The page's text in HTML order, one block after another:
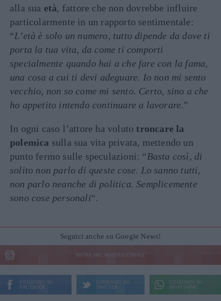
alla sua età, fattore che non dovrebbe influire
particolarmente in un rapporto sentimentale:
“L’età è solo un numero, tutto dipende da dove ti
porta la tua vita, da come ti comporti
specialmente quando hai a che fare con la fama,
una cosa a cui ti devi adeguare. Io non mi sento
vecchio, non so come mi sento. Certo, sino a che
ho appetito intendo continuare a lavorare.”
In ogni caso l’attore ha volutotroncare la
polemica sulla sua vita privata, mettendo un
punto fermo sulle speculazioni: “Basta così, di
solito non parlo di queste cose. Lo sanno tutti,
non parlo neanche di politica. Semplicemente
sono cose personali“.
Seguici anche su Google News!
ENTRA NEL NOSTRO CANALE
CONDIVIDI SU
FACEBOOK
CONDIVIDI SU
TWITTER
CONDIVIDI SU
WHATSAPP